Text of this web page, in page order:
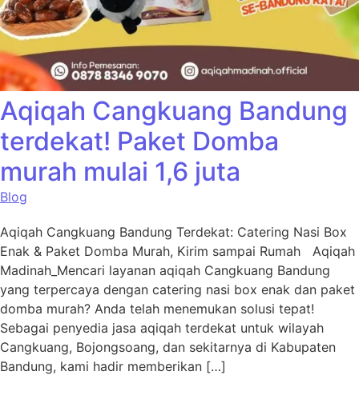
Aqiqah Cangkuang Bandung
terdekat! Paket Domba
murah mulai 1,6 juta
Blog
Aqiqah Cangkuang Bandung Terdekat: Catering Nasi Box
Enak & Paket Domba Murah, Kirim sampai Rumah Aqiqah
Madinah_Mencari layanan aqiqah Cangkuang Bandung
yang terpercaya dengan catering nasi box enak dan paket
domba murah? Anda telah menemukan solusi tepat!
Sebagai penyedia jasa aqiqah terdekat untuk wilayah
Cangkuang, Bojongsoang, dan sekitarnya di Kabupaten
Bandung, kami hadir memberikan […]